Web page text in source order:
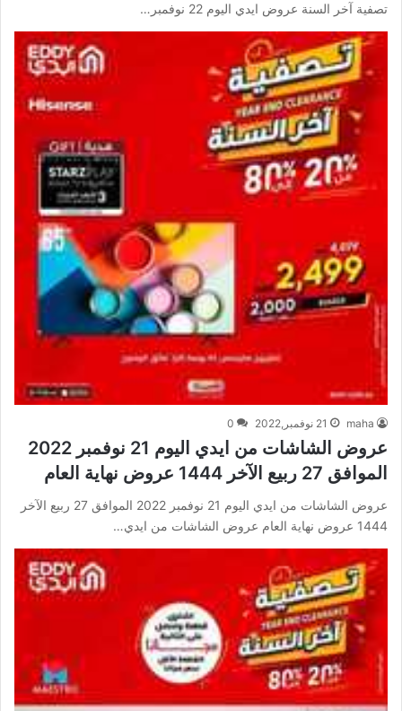
تصفية آخر السنة عروض ايدي اليوم 22 نوفمبر…
maha 21 نوفمبر,2022 0
عروض الشاشات من ايدي اليوم 21 نوفمبر 2022
الموافق 27 ربيع الآخر 1444 عروض نهاية العام
عروض الشاشات من ايدي اليوم 21 نوفمبر 2022 الموافق 27 ربيع الآخر
1444 عروض نهاية العام عروض الشاشات من ايدي…